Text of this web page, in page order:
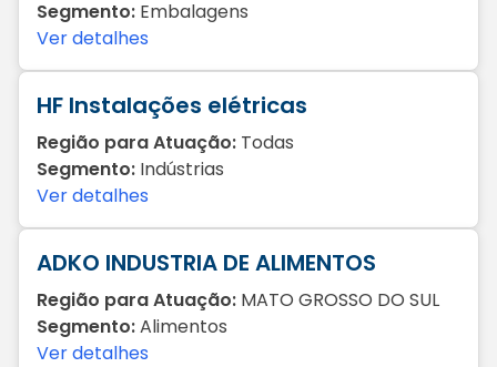
Segmento: Embalagens
Ver detalhes
HF Instalações elétricas
Região para Atuação: Todas
Segmento: Indústrias
Ver detalhes
ADKO INDUSTRIA DE ALIMENTOS
Região para Atuação: MATO GROSSO DO SUL
Segmento:Alimentos
Ver detalhes